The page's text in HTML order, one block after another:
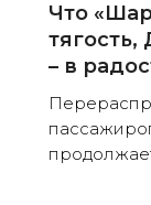
Что
– в